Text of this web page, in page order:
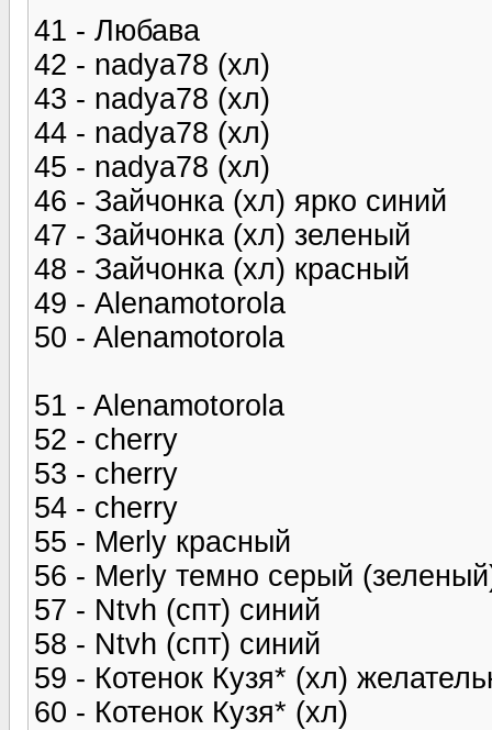
41 - Любава
42 - nadya78 (хл)
43 - nadya78 (хл)
44 - nadya78 (хл)
45 - nadya78 (хл)
46 - Зайчонка (хл) ярко синий
47 - Зайчонка (хл) зеленый
48 - Зайчонка (хл) красный
49 - Alenamotorola
50 - Alenamotorola
51 - Alenamotorola
52 - cherry
53 - cherry
54 - cherry
55 - Merly красный
56 - Merly темно серый
57 - Ntvh (спт) синий
58 - Ntvh (спт) синий
59 - Котенок Кузя* (хл)
60 - Котенок Кузя* (хл)